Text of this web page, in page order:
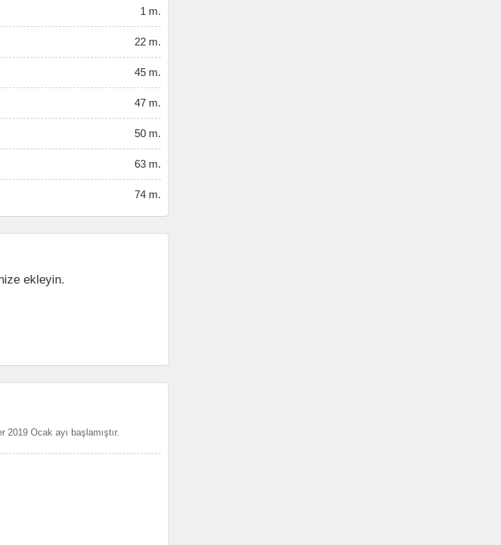
1 m.
22 m.
45 m.
47 m.
50 m.
63 m.
74 m.
ekleyin.
2019 Ocak ayı başlamıştır.